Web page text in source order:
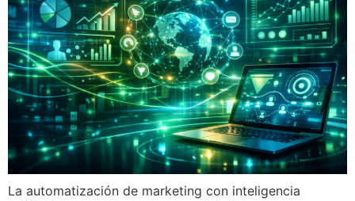
La automatización de marketing con inteligencia